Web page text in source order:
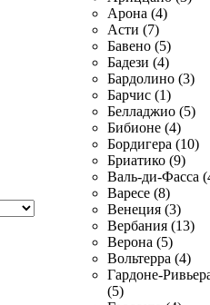
Арона (4)
Асти (7)
Бавено (5)
Бадези (4)
Бардолино (3)
Барчис (1)
Белладжио (5)
Бибионе (4)
Бордигера (10)
Бриатико (9)
Валь-ди-Фасса
Варесе (8)
Венеция (3)
Вербания (13)
Верона (5)
Вольтерра (4)
Гардоне-
(5)